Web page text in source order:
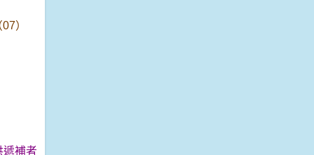
）
遞補者